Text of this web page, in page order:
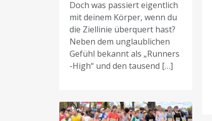
Doch was passiert eigentlich
mit deinem Körper, wenn du
die Ziellinie überquert hast?
Neben dem unglaublichen
Gefühl bekannt als „Runners
-High“ und den tausend […]